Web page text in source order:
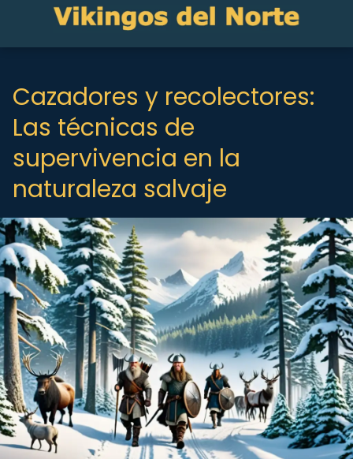
Cazadores y recolectores:
Las técnicas de
supervivencia en la
naturaleza salvaje